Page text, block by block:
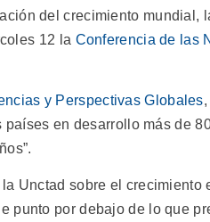
del crecimiento mundial,
12 la Conferencia de las
y Perspectivas Globales
en desarrollo más de
Unctad sobre el crecimiento
punto por debajo de lo que